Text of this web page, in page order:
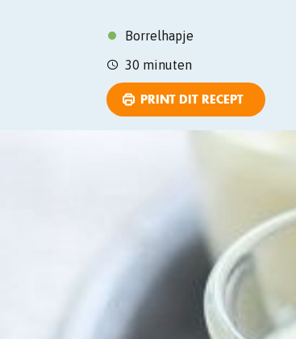
Borrelhapje
30 minuten
PRINT DIT RECEPT